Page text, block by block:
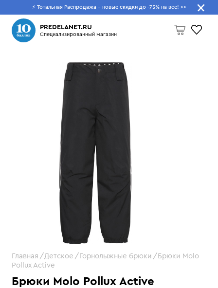
⚡ Тотальная Распродажа - новые скидки до -75% на все! >>
PREDELANET.RU
Специализированный магазин
Что будем искать?
Брюки Molo Pollux Active
Главная Детское Горнолыжные брюки
Брюки Molo
Pollux Active